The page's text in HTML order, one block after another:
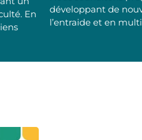
En
développant de
l’entraide et en